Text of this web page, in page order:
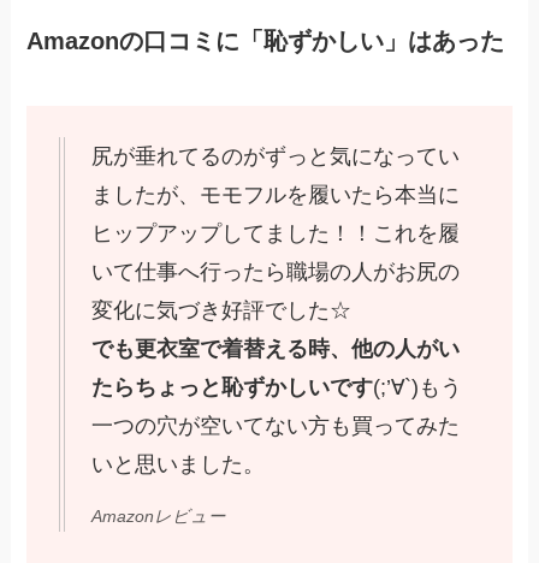
Amazonの口コミに「恥ずかしい」はあった
尻が垂れてるのがずっと気になってい
ましたが、モモフルを履いたら本当に
ヒップアップしてました！！これを履
いて仕事へ行ったら職場の人がお尻の
変化に気づき好評でした☆
でも更衣室で着替える時、他の人がい
たらちょっと恥ずかしいです(;’∀`)もう
一つの穴が空いてない方も買ってみた
いと思いました。
Amazonレビュー